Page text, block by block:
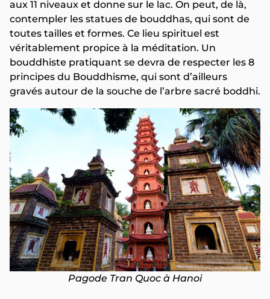
aux 11 niveaux et donne sur le lac. On peut, de là,
contempler les statues de bouddhas, qui sont de
toutes tailles et formes. Ce lieu spirituel est
véritablement propice à la méditation. Un
bouddhiste pratiquant se devra de respecter les 8
principes du Bouddhisme, qui sont d’ailleurs
gravés autour de la souche de l’arbre sacré boddhi.
Pagode Tran Quoc à Hanoi